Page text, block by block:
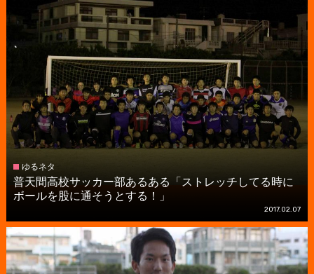
ゆるネタ
普天間高校サッカー部あるある「ストレッチしてる時に
ボールを股に通そうとする！」
2017.02.07